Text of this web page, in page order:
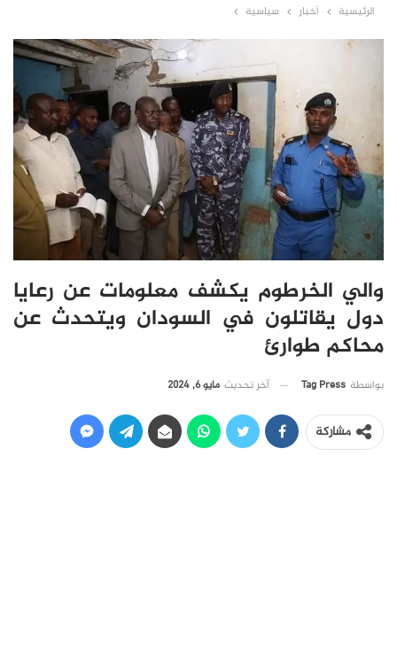
الرئيسية أخبار سياسية
والي الخرطوم يكشف معلومات عن رعايا
دول يقاتلون في السودان ويتحدث عن
محاكم طوارئ
بواسطة Tag Press آخر تحديث مايو 6, 2024
مشاركة